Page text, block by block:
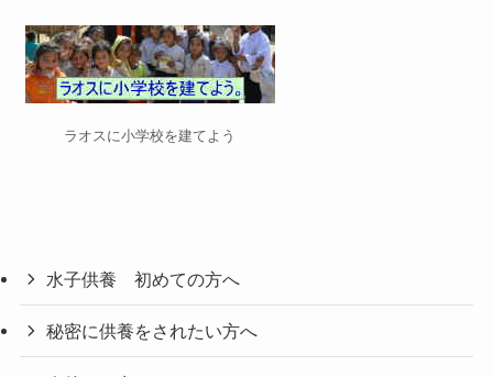
ラオスに小学校を建てよう
水子供養 初めての方へ
秘密に供養をされたい方へ